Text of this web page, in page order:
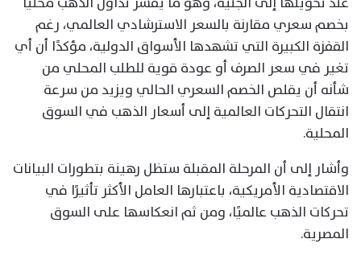
بخصم سعري مقارنة بالسعر الاسترشادي العالمي، رغم
القفزة الكبيرة التي تشهدها الأسواق الدولية، مؤكدًا أن أي
تغير في سعر الصرف أو عودة قوية للطلب المحلي من
شأنه أن يقلص الخصم السعري الحالي ويزيد من سرعة
انتقال التحركات العالمية إلى أسعار الذهب في السوق
المحلية.
وأشار إلى أن المرحلة المقبلة ستظل رهينة بتطورات البيانات
الاقتصادية الأمريكية، باعتبارها العامل الأكثر تأثيرًا في
تحركات الذهب عالميًا، ومن ثم انعكاسها على السوق
المصرية.